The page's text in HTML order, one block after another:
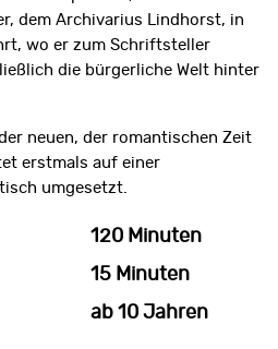
dem Archivarius Lindhorst, in
wo er zum Schriftsteller
die bürgerliche Welt hinter
neuen, der romantischen Zeit
erstmals auf einer
umgesetzt.
120 Minuten
15 Minuten
ab 10 Jahren